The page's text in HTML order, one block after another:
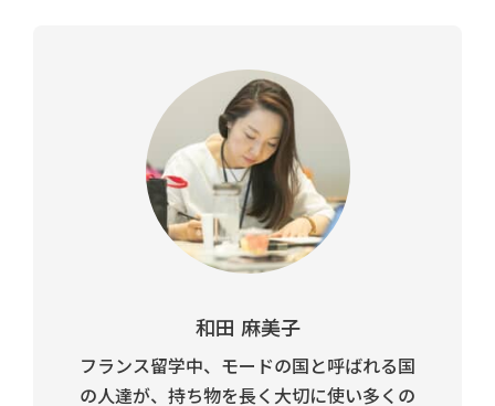
和田 麻美子
フランス留学中、モードの国と呼ばれる国
の人達が、持ち物を長く大切に使い多くの